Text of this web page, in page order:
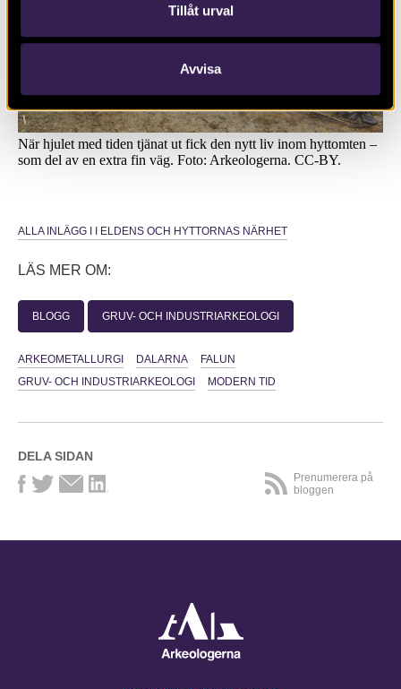
Tillåt urval
Avvisa
När hjulet med tiden tjänat ut fick den nytt liv inom hyttomten –
som del av en extra fin väg. Foto: Arkeologerna. CC-BY.
ALLA INLÄGG I I ELDENS OCH HYTTORNAS NÄRHET
LÄS MER OM:
BLOGG GRUV- OCH INDUSTRIARKEOLOGI
ARKEOMETALLURGI DALARNA
FALUN
GRUV- OCH INDUSTRIARKEOLOGI
MODERN TID
DELA SIDAN
Prenumerera på
bloggen